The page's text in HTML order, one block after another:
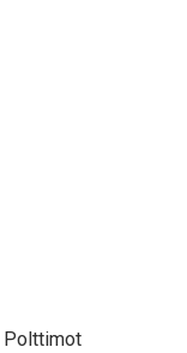
Polttimot